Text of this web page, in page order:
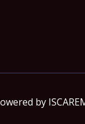
by